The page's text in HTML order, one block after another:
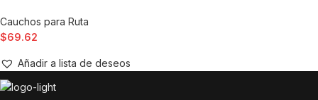
Cauchos para Ruta
$69.62
Añadir a lista de deseos